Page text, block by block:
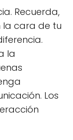
Recuerda,
la cara de tu
la
Los